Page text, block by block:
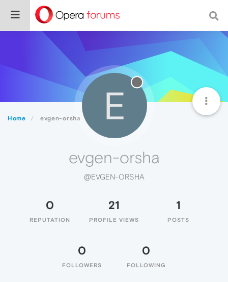
Home evgen-orsha E
evgen-orsha
@EVGEN-ORSHA
0
REPUTATION
21
PROFILE VIEWS
1
POSTS
0
FOLLOWERS
0
FOLLOWING